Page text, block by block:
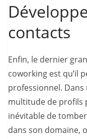
contacts
Enfin, le dernier
coworking est qu’il
professionnel.
multitude de profils
inévitable de
dans son domaine,